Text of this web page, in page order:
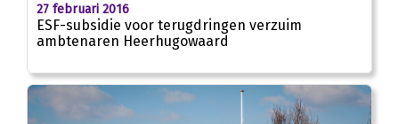
27 februari 2016
ESF-subsidie voor terugdringen verzuim
ambtenaren Heerhugowaard